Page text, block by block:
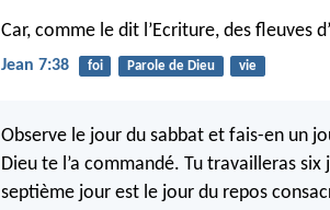
Car, comme le dit l’Ecriture, des fleuves
Jean 7:38 foi Parole de Dieu vie
Observe le jour du sabbat et fais-en un
Dieu te l’a commandé. Tu travailleras
septième jour est le jour du repos